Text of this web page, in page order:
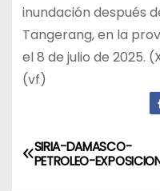
inundación después
Tangerang, en la
el 8 de julio de 2025.
(vf)
N
a
SIRIA-DAMASCO-
PETROLEO-